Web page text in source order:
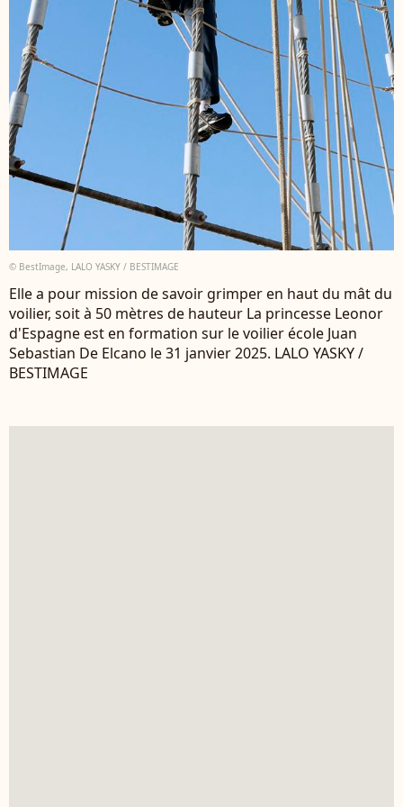
© BestImage, LALO YASKY / BESTIMAGE
Elle a pour mission de savoir grimper en haut du mât du
voilier, soit à 50 mètres de hauteur La princesse Leonor
d'Espagne est en formation sur le voilier école Juan
Sebastian De Elcano le 31 janvier 2025. LALO YASKY /
BESTIMAGE